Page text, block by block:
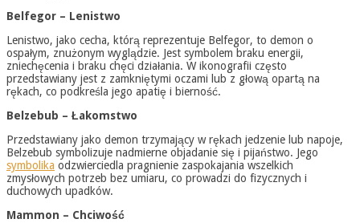
Belfegor – Lenistwo
Lenistwo, jako cecha, którą reprezentuje Belfegor, to demon o
ospałym, znużonym wyglądzie. Jest symbolem braku energii,
zniechęcenia i braku chęci działania. W ikonografii często
przedstawiany jest z zamkniętymi oczami lub z głową opartą na
rękach, co podkreśla jego apatię i bierność.
Belzebub – Łakomstwo
Przedstawiany jako demon trzymający w rękach jedzenie lub napoje,
Belzebub symbolizuje nadmierne objadanie się i pijaństwo. Jego
symbolika odzwierciedla pragnienie zaspokajania wszelkich
zmysłowych potrzeb bez umiaru, co prowadzi do fizycznych i
duchowych upadków.
Mammon – Chciwość